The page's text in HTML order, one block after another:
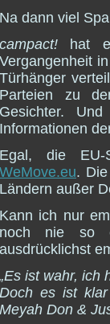
Na dann viel
campact! hat
Vergangenheit
Türhänger
Parteien zu
Gesichter.
Informationen
Egal, die
WeMove.eu.
Ländern außer
Kann ich nur
noch nie so
ausdrücklichst
„Es ist wahr, ich
Doch es ist
Meyah Don &